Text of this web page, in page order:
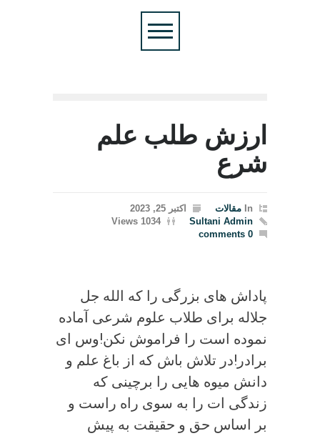
ارزش طلب علم
شرع
In مقالات
اکتبر 25, 2023
Sultani Admin
1034 Views
0 comments
پاداش های بزرگی را که الله جل
جلاله برای طلاب علوم شرعی آماده
نموده است را فراموش نکن!وس ای
برادر!در تلاش باش که از باغ علم و
دانش میوه هایی را برچینی که
زندگی ات را به سوی راه راست و
بر اساس حق و حقیقت به پیش